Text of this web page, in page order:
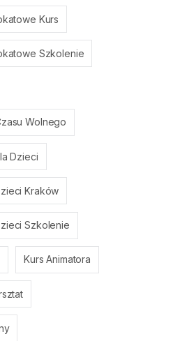
Kurs
Szkolenie
Wolnego
Dzieci
Kraków
Szkolenie
Kurs Animatora